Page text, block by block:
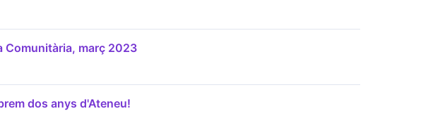
Comunitària, març 2023
dos anys d'Ateneu!